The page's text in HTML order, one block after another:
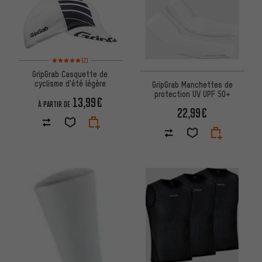
Note moyenne : 5 sur 5 d'après 2 avis
(2)
GripGrab Casquette de
cyclisme d'été légère
À PARTIR DE 13,99€
GripGrab Manchettes de
protection UV UPF 50+
22,99€